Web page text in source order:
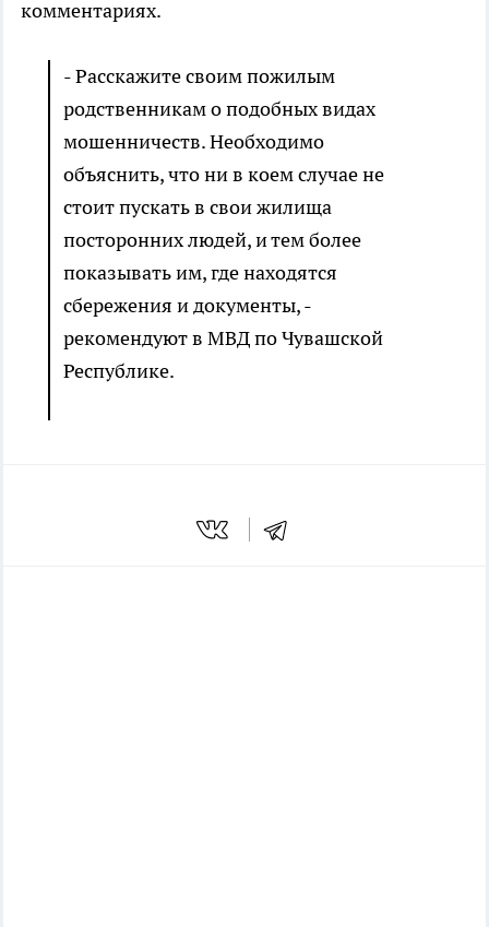
комментариях.
- Расскажите своим пожилым
родственникам о подобных видах
мошенничеств. Необходимо
объяснить, что ни в коем случае не
стоит пускать в свои жилища
посторонних людей, и тем более
показывать им, где находятся
сбережения и документы, -
рекомендуют в МВД по Чувашской
Республике.